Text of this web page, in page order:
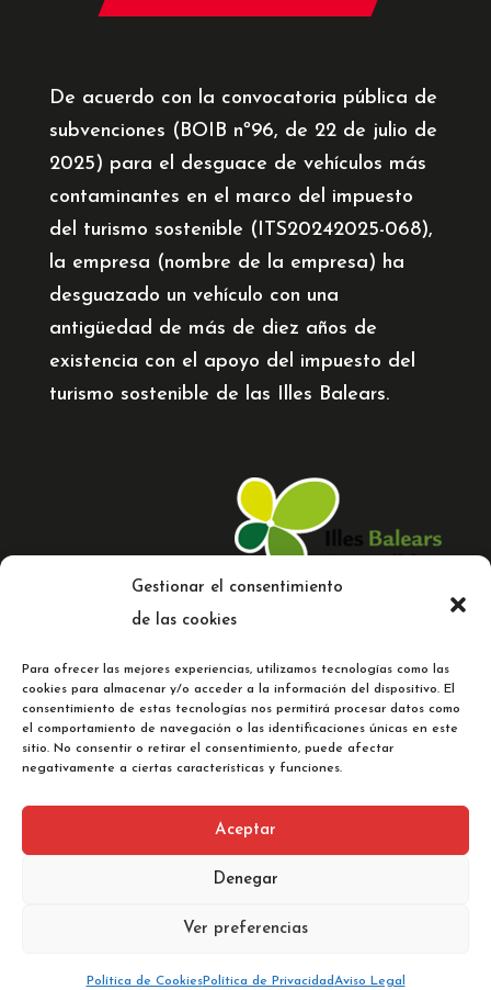
Gestionar el consentimiento
de las cookies
Para ofrecer las mejores experiencias, utilizamos tecnologías como las
cookies para almacenar y/o acceder a la información del dispositivo. El
consentimiento de estas tecnologías nos permitirá procesar datos como
el comportamiento de navegación o las identificaciones únicas en este
sitio. No consentir o retirar el consentimiento, puede afectar
negativamente a ciertas características y funciones.
Aceptar
Denegar
Ver preferencias
Política de CookiesPolítica de PrivacidadAviso Legal
De acuerdo con la convocatoria pública de
subvenciones (BOIB nº96, de 22 de julio de
2025) para el desguace de vehículos más
contaminantes en el marco del impuesto
del turismo sostenible (ITS20242025-068),
la empresa (nombre de la empresa) ha
desguazado un vehículo con una
antigüedad de más de diez años de
existencia con el apoyo del impuesto del
turismo sostenible de las Illes Balears.
© 2023 Comercial Cladera |Web
diseñada por CoMsentido.
Aviso legal
Política de Cookies